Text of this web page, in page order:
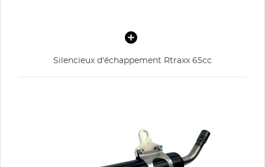
Silencieux d'échappement Rtraxx 65cc